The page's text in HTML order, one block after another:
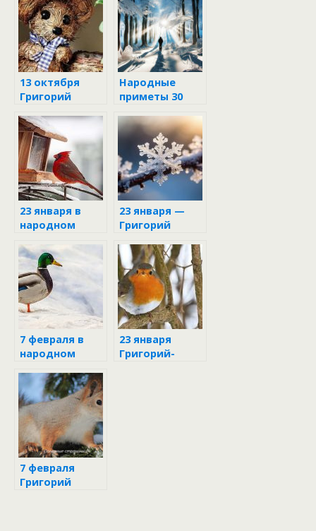
13 октября
Григорий
Народные
приметы 30
23 января в
народном
23 января —
Григорий
: что нельзя
делать и
народные
приметы
7 февраля в
народном
23 января
Григорий-
7 февраля
Григорий